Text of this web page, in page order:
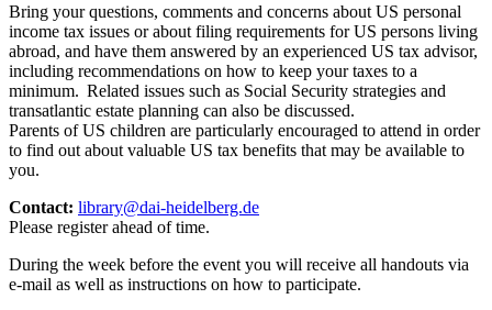
Bring your questions, comments and concerns about US personal
income tax issues or about filing requirements for US persons living
abroad, and have them answered by an experienced US tax advisor,
including recommendations on how to keep your taxes to a
minimum. Related issues such as Social Security strategies and
transatlantic estate planning can also be discussed.
Parents of US children are particularly encouraged to attend in order
to find out about valuable US tax benefits that may be available to
you.
Contact: library@dai-heidelberg.de
Please register ahead of time.
During the week before the event you will receive all handouts via
e-mail as well as instructions on how to participate.